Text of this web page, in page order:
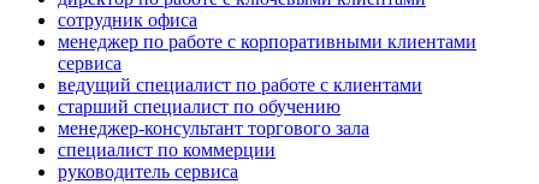
сотрудник офиса
менеджер по работе с корпоративными клиентами
сервиса
ведущий специалист по работе с клиентами
старший специалист по обучению
менеджер-консультант торгового зала
специалист по коммерции
руководитель сервиса